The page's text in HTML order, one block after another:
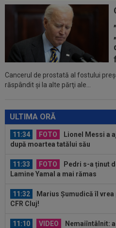
Cancerul de prostată al fostului
răspândit şi la alte părţi ale...
ULTIMA ORĂ
Noul portar de la
actrițe din România: ”Am fost...
Pe loc! Jose Mourinho
ce a văzut ce a decis Vinicius...
11:43 EXCLUSIV
A
de transfer: ”Nu a scos până
Mondiale U19!
11:34 FOTO
Lionel Messi a
după moartea tatălui său
11:33 FOTO
Pedri s-a ținut
Lamine Yamal a mai rămas
11:32
Marius Șumudică îl vrea
CFR Cluj!
11:10 VIDEO
Nemaiîntâlnit: